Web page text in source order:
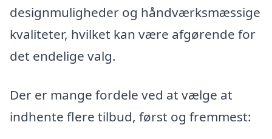
designmuligheder og håndværksmæssige
kvaliteter, hvilket kan være afgørende for
det endelige valg.
Der er mange fordele ved at vælge at
indhente flere tilbud, først og fremmest: